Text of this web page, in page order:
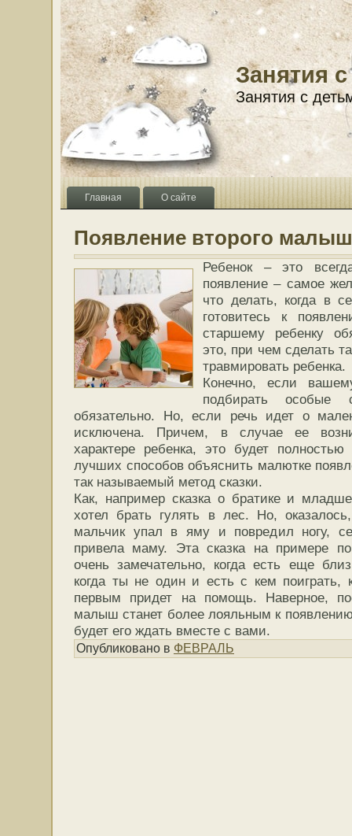
Занятия
Занятия с
Главная О сайте
Появление второго
Ребенок – это
появление – самое
что делать, когда в
готовитесь к
старшему ребенку
это, при чем сделать
травмировать ребенка.
Конечно, если
подбирать
обязательно. Но, если речь идет о
исключена. Причем, в случае ее
характере ребенка, это будет
лучших способов объяснить малютке
так называемый метод сказки.
Как, например сказка о братике и
хотел брать гулять в лес. Но,
мальчик упал в яму и повредил ногу,
привела маму. Эта сказка на примере
очень замечательно, когда есть еще
когда ты не один и есть с кем поиграть,
первым придет на помощь. Наверное,
малыш станет более лояльным к
будет его ждать вместе с вами.
Опубликовано в ФЕВРАЛЬ